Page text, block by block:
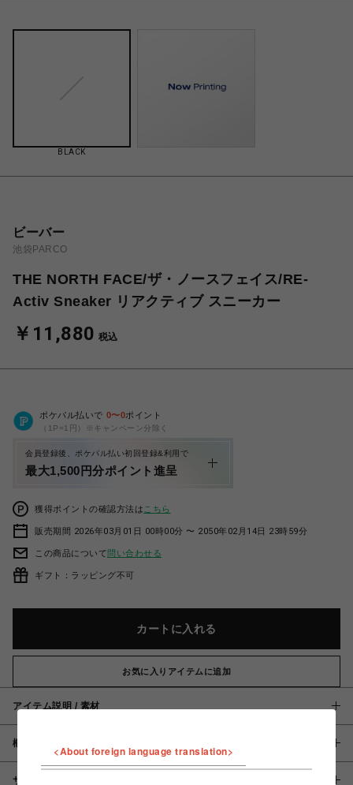
BLACK
ビーバー
池袋PARCO
THE NORTH FACE/ザ・ノースフェイス/RE-
Activ Sneaker リアクティブ スニーカー
￥11,880 税込
ポケパル払いで 0〜0ポイント
（1P=1円）※キャンペーン分除く
会員登録後、ポケパル払い初回登録&利用で
最大1,500円分ポイント進呈
獲得ポイントの確認方法は こちら
販売期間 2026年03月01日 00時00分 〜 2050年02月14日 23時59分
この商品について問い合わせる
ギフト：ラッピング不可
カートに入れる
お気に入りアイテムに追加
アイテム説明 / 素材
概要
サイズ
<About foreign language translation>